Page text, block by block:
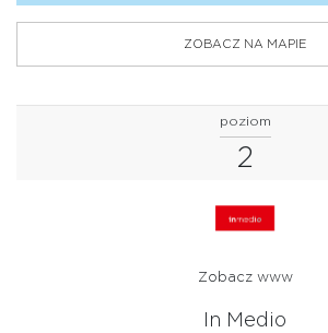
SUPERMARKET I ARTYKUŁY
WYPOSAŻENIE WNĘTRZ
ZDROWIE I URODA
ZOBACZ NA MAPIE
poziom
2
Zobacz www
In Medio